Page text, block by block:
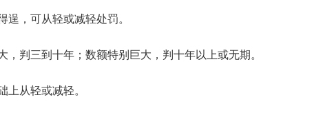
逞，可从轻或减轻处罚。
判三到十年；数额特别巨大，判十年以上或无期。
上从轻或减轻。